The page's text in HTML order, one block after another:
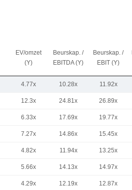
EV/omzet
(Y)
Beurskap. /
EBITDA (Y)
Beurskap. /
EBIT (Y)
4.77x 10.28x 11.92x
12.3x 24.81x 26.89x
6.33x 17.69x 19.77x
7.27x 14.86x 15.45x
4.82x 11.94x 13.25x
5.66x 14.13x 14.97x
4.29x 12.19x 12.87x